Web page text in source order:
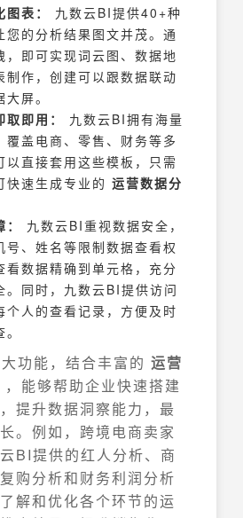
表：
九数云BI提供40+种
您的分析结果图文并茂。通
，即可实现词云图、数据地
制作，创建可以跟数据联动
屏。
即用：
九数云BI拥有海量
覆盖电商、零售、财务等多
以直接套用这些模板，只需
快速生成专业的 运营数据分
九数云BI重视数据安全，
号、姓名等限制数据查看权
看数据精确到单元格，充分
。同时，九数云BI提供访问
个人的查看记录，方便及时
功能，结合丰富的 运营
，能够帮助企业快速搭建
提升数据洞察能力，最
。例如，跨境电商卖家
BI提供的红人分析、商
购分析和财务利润分析
解和优化各个环节的运